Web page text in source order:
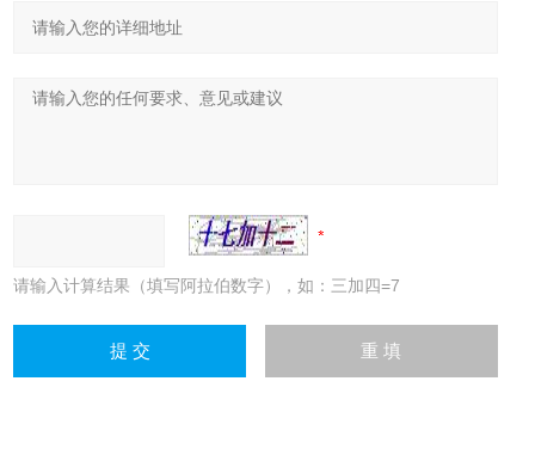
请输入计算结果（填写阿拉伯数字），如：三加四=7